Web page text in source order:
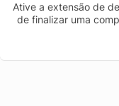
Ative a extensão de
de finalizar uma